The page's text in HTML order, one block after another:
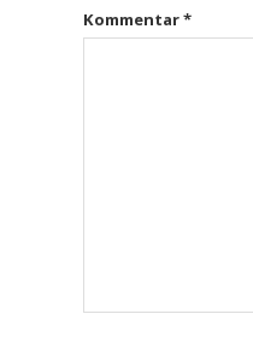
Kommentar*